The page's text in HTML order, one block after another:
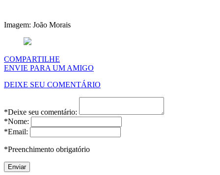
Imagem: João Morais
COMPARTILHE
ENVIE PARA UM AMIGO
DEIXE SEU COMENTÁRIO
*Deixe seu comentário:
*Nome:
*Email:
*Preenchimento obrigatório